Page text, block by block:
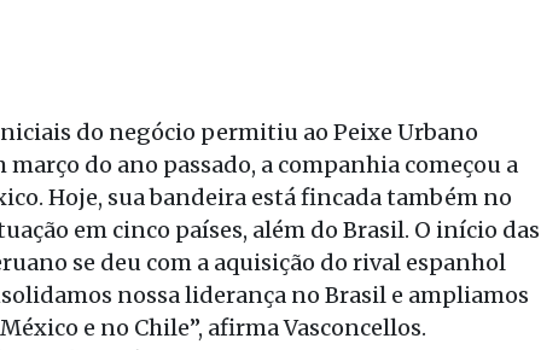
do negócio permitiu ao Peixe Urbano
do ano passado, a companhia começou a
Hoje, sua bandeira está fincada também no
em cinco países, além do Brasil. O início das
se deu com a aquisição do rival espanhol
nossa liderança no Brasil e ampliamos
e no Chile”, afirma Vasconcellos.